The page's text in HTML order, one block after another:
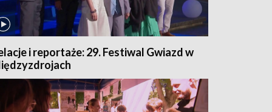
i reportaże: 29. Festiwal Gwiazd w